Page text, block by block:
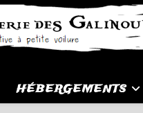
HÉBERGEMENTS